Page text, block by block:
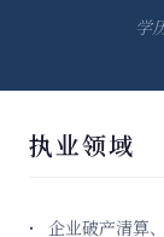
学
执业领域
企业破产清算